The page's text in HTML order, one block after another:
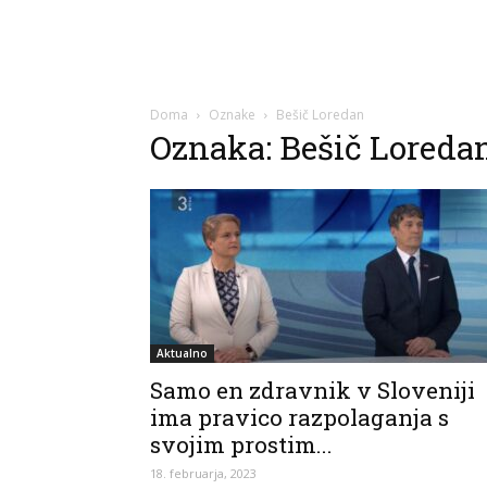
Doma Oznake Bešič Loredan
Oznaka: Bešič
Aktualno
Samo en zdravnik v Sloveniji
ima pravico razpolaganja s
svojim prostim...
18. februarja, 2023